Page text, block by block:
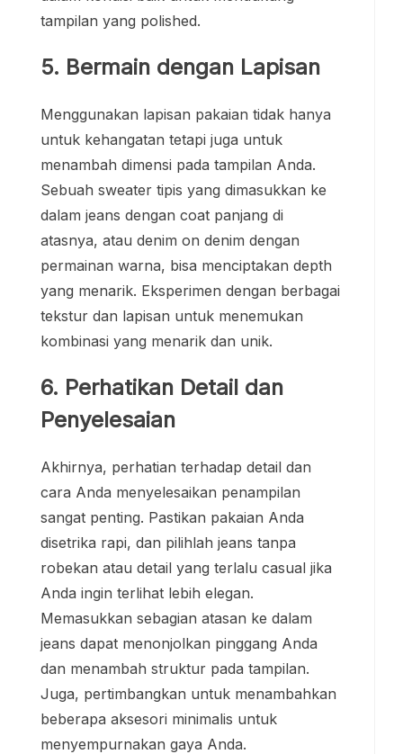
tampilan yang polished.
5. Bermain dengan Lapisan
Menggunakan lapisan pakaian tidak hanya
untuk kehangatan tetapi juga untuk
menambah dimensi pada tampilan Anda.
Sebuah sweater tipis yang dimasukkan ke
dalam jeans dengan coat panjang di
atasnya, atau denim on denim dengan
permainan warna, bisa menciptakan depth
yang menarik. Eksperimen dengan berbagai
tekstur dan lapisan untuk menemukan
kombinasi yang menarik dan unik.
6. Perhatikan Detail dan
Penyelesaian
Akhirnya, perhatian terhadap detail dan
cara Anda menyelesaikan penampilan
sangat penting. Pastikan pakaian Anda
disetrika rapi, dan pilihlah jeans tanpa
robekan atau detail yang terlalu casual jika
Anda ingin terlihat lebih elegan.
Memasukkan sebagian atasan ke dalam
jeans dapat menonjolkan pinggang Anda
dan menambah struktur pada tampilan.
Juga, pertimbangkan untuk menambahkan
beberapa aksesori minimalis untuk
menyempurnakan gaya Anda.